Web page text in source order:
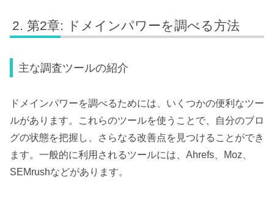
第2章: ドメインパワーを調べる方法
主な調査ツールの紹介
ドメインパワーを調べるためには、いくつかの便利なツー
ルがあります。これらのツールを使うことで、自分のブロ
グの状態を把握し、さらなる改善点を見つけることができ
ます。一般的に利用されるツールには、Ahrefs、Moz、
SEMrushなどがあります。